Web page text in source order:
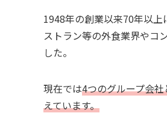
1948年の創業以来70年以
ストラン等の外食業界やコ
した。
現在では4つのグループ会
えています。